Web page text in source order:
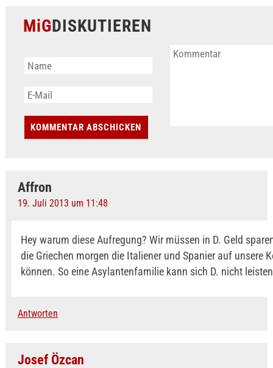
MiGDISKUTIEREN
Affron
19. Juli 2013 um 11:48
Hey warum diese Aufregung? Wir müssen in D. Geld
die Griechen morgen die Italiener und Spanier auf unsere
können. So eine Asylantenfamilie kann sich D. nicht
Antworten
Josef Özcan